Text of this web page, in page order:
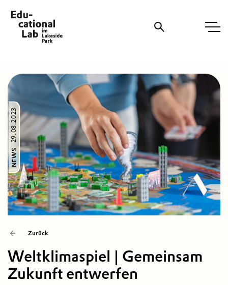
Suche
NEWS
29.08.2023
Zurück
Weltklimaspiel | Gemeinsam
Zukunft entwerfen